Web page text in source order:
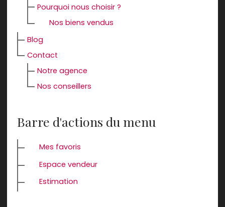
Pourquoi nous choisir ?
Nos biens vendus
Blog
Contact
Notre agence
Nos conseillers
Barre d'actions du menu
Mes favoris
Espace vendeur
Estimation